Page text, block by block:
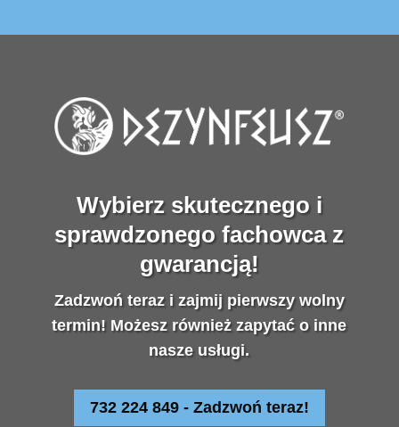
Wybierz skutecznego i
sprawdzonego fachowca z
gwarancją!
Zadzwoń teraz i zajmij pierwszy wolny
termin! Możesz również zapytać o inne
nasze usługi.
732 224 849 - Zadzwoń teraz!